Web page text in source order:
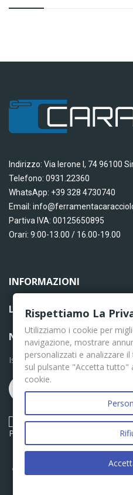
Indirizzo: Via Ierone I, 74 96100
Telefono: 0931.22360
WhatsApp: +39 328 4730740
Email:
Partiva IVA: 00125650895
Orari: 9:00-13.00 / 16.00-19.00
INFORMAZIONI
LINK UTILI
NEWSLETTER
Iscriviti per le ultime news
Acconsento ai termini e
Policy
Rispettiamo La
Utilizziamo i cookie per
navigazione, mostrare
personalizzati e analizzare
sul pulsante "Accetta tutto"
cookie.